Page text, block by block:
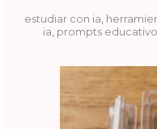
estudiar con ia,
ia, prompts